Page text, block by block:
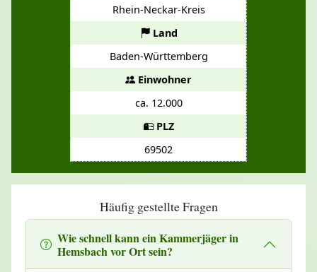
Rhein-Neckar-Kreis
Land
Baden-Württemberg
Einwohner
ca. 12.000
PLZ
69502
Häufig gestellte Fragen
Wie schnell kann ein Kammerjäger in
Hemsbach vor Ort sein?